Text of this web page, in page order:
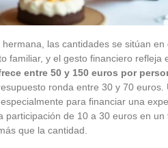
las cantidades se sitúan en
familiar, y el gesto financiero refleja
entre 50 y 150 euros por
ronda entre 30 y 70 euros.
para financiar una
participación de 10 a 30 euros en un
que la cantidad.